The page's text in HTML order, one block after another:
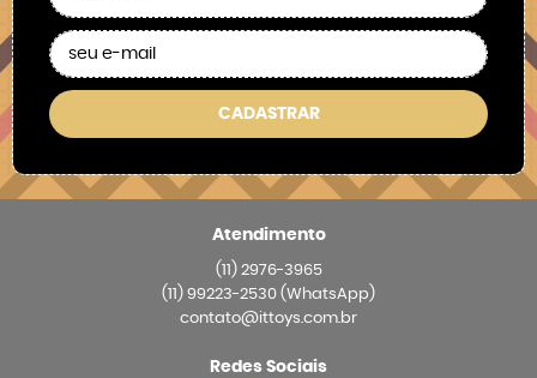
CADASTRAR
Atendimento
(11)2976-3965
(11) 99223-2530 (WhatsApp)
contato@ittoys.com.br
Redes Sociais